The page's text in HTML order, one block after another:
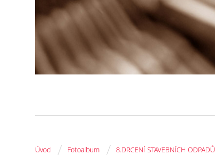
Úvod / Fotoalbum / 8.DRCENÍ STAVEBNÍCH ODPADŮ